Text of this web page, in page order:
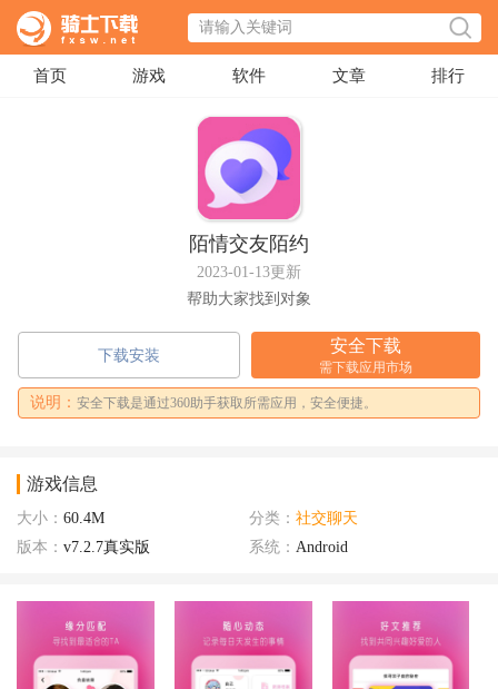
首页 游戏 软件 文章 排行
陌情交友陌约
2023-01-13更新
帮助大家找到对象
下载安装
安全下载
需下载应用市场
说明： 安全下载是通过360助手获取所需应用，安全便捷。
游戏信息
大小： 60.4M 分类： 社交聊天
版本： v7.2.7真实版 系统： Android